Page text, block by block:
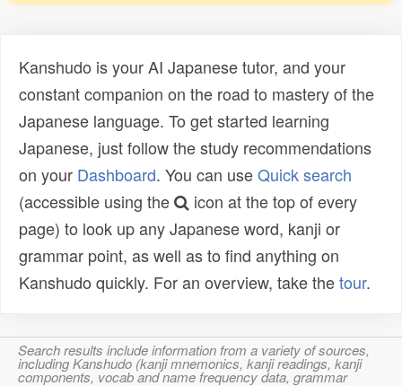
Kanshudo is your AI Japanese tutor, and your
constant companion on the road to mastery of the
Japanese language. To get started learning
Japanese, just follow the study recommendations
on your Dashboard. You can useQuick search
(accessible using the
icon at the top of every
page) to look up any Japanese word, kanji or
grammar point, as well as to find anything on
Kanshudo quickly. For an overview, take thetour.
Search results include information from a variety of sources,
including Kanshudo (kanji mnemonics, kanji readings, kanji
components, vocab and name frequency data, grammar